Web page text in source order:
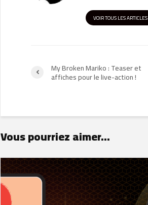
VOIR TOUS LES ARTICLES
My Broken Mariko : Teaser et
affiches pour le live-action !
Vous pourriez aimer...